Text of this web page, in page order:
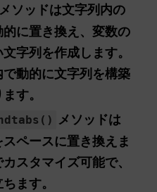
メソッドは文字列内の
に置き換え、変数の
字列を作成します。
動的に文字列を構築
す。
メソッドは
ペースに置き換えま
スタマイズ可能で、
ます。